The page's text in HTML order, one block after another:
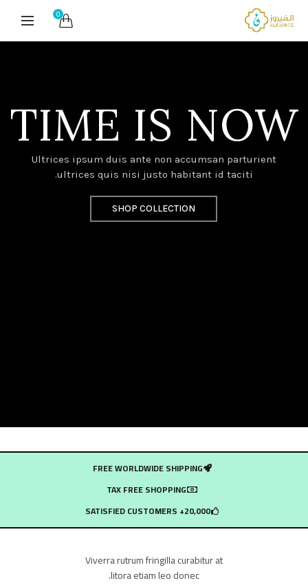
0
TIME IS NOW
Ultrices ipsum duis ante non accumsan parturient
ultrices quis nisi justo habitant id taciti.
SHOP COLLECTION
FREE WORLDWIDE SHIPPING
TAX FREE SHOPPING
20,000+ SATISFIED CUSTOMERS
Viverra rutrum fringilla curabitur at
litora etiam leo donec.